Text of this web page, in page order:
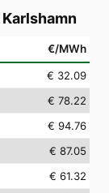
Karlshamn
€/MWh
€ 32.09
€ 78.22
€ 94.76
€ 87.05
€ 61.32